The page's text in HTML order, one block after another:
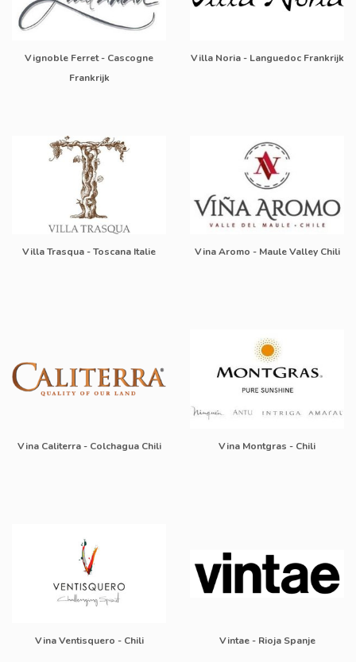
Vignoble Ferret - Cascogne
Frankrijk
Villa Noria - Languedoc Frankrijk
Villa Trasqua - Toscana Italie Vina Aromo - Maule Valley Chili
Vina Caliterra - Colchagua Chili Vina Montgras - Chili
Vina Ventisquero - Chili Vintae - Rioja Spanje